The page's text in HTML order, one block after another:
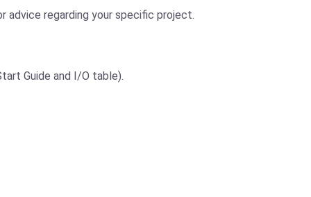
advice regarding your specific project.
Guide and I/O table).